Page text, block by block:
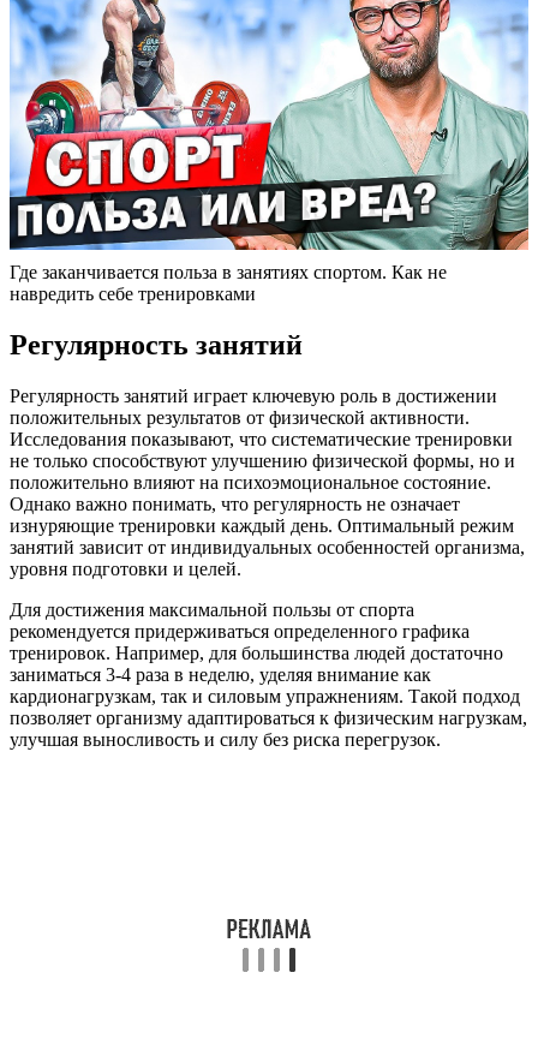
Где заканчивается польза в занятиях спортом. Как не
навредить себе тренировками
Регулярность занятий
Регулярность занятий играет ключевую роль в достижении
положительных результатов от физической активности.
Исследования показывают, что систематические тренировки
не только способствуют улучшению физической формы, но и
положительно влияют на психоэмоциональное состояние.
Однако важно понимать, что регулярность не означает
изнуряющие тренировки каждый день. Оптимальный режим
занятий зависит от индивидуальных особенностей организма,
уровня подготовки и целей.
Для достижения максимальной пользы от спорта
рекомендуется придерживаться определенного графика
тренировок. Например, для большинства людей достаточно
заниматься 3-4 раза в неделю, уделяя внимание как
кардионагрузкам, так и силовым упражнениям. Такой подход
позволяет организму адаптироваться к физическим нагрузкам,
улучшая выносливость и силу без риска перегрузок.